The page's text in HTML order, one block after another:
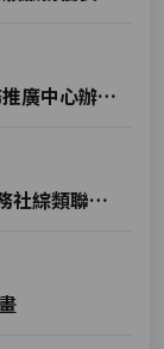
【志工訓練】115年志願服務推廣中心辦理志工基礎訓練及社福類志工特殊訓練時間表
115年度第1次臺北市志願服務社綜類聯繫會報 會議紀錄下載